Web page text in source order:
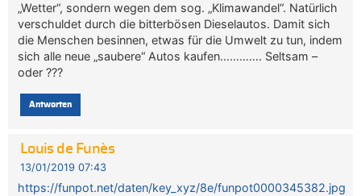
„Wetter“, sondern wegen dem sog. „Klimawandel“. Natürlich
verschuldet durch die bitterbösen Dieselautos. Damit sich
die Menschen besinnen, etwas für die Umwelt zu tun, indem
sich alle neue „saubere“ Autos kaufen…………. Seltsam –
oder ???
Antworten
Louis de Funès
13/01/2019 07:43
https://funpot.net/daten/key_xyz/8e/funpot0000345382.jpg